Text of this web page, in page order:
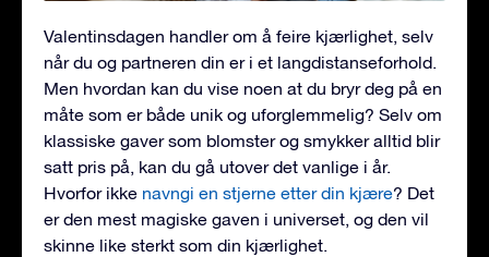
Valentinsdagen handler om å feire kjærlighet, selv
når du og partneren din er i et langdistanseforhold.
Men hvordan kan du vise noen at du bryr deg på en
måte som er både unik og uforglemmelig? Selv om
klassiske gaver som blomster og smykker alltid blir
satt pris på, kan du gå utover det vanlige i år.
Hvorfor ikke navngi en stjerne etter din kjære? Det
er den mest magiske gaven i universet, og den vil
skinne like sterkt som din kjærlighet.